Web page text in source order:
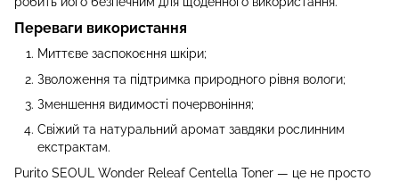
Переваги використання
Миттєве заспокоєння шкіри;
Зволоження та підтримка природного рівня вологи;
Зменшення видимості почервоніння;
Свіжий та натуральний аромат завдяки рослинним
екстрактам.
Purito SEOUL Wonder Releaf Centella Toner — це не просто